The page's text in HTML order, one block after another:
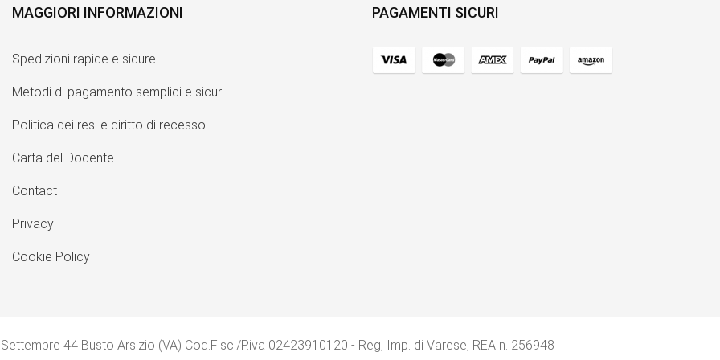
MAGGIORI INFORMAZIONI
Spedizioni rapide e sicure
Metodi di pagamento semplici e sicuri
Politica dei resi e diritto di recesso
Carta del Docente
Contact
Privacy
Cookie Policy
PAGAMENTI SICURI
44 Busto Arsizio (VA) Cod.Fisc./P.iva 02423910120 - Reg, Imp. di Varese, REA n. 256948